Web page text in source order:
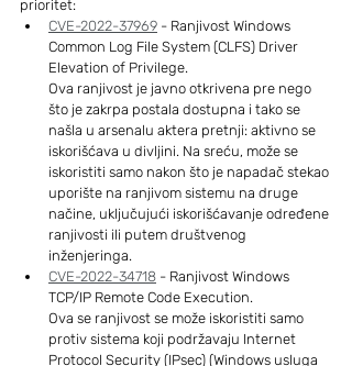
prioritet:
CVE-2022-37969 - Ranjivost Windows
Common Log File System (CLFS) Driver
Elevation of Privilege.
Ova ranjivost je javno otkrivena pre nego
što je zakrpa postala dostupna i tako se
našla u arsenalu aktera pretnji: aktivno se
iskorišćava u divljini. Na sreću, može se
iskoristiti samo nakon što je napadač stekao
uporište na ranjivom sistemu na druge
načine, uključujući iskorišćavanje određene
ranjivosti ili putem društvenog
inženjeringa.
CVE-2022-34718 - Ranjivost Windows
TCP/IP Remote Code Execution.
Ova se ranjivost se može iskoristiti samo
protiv sistema koji podržavaju Internet
Protocol Security (IPsec) (Windows usluga